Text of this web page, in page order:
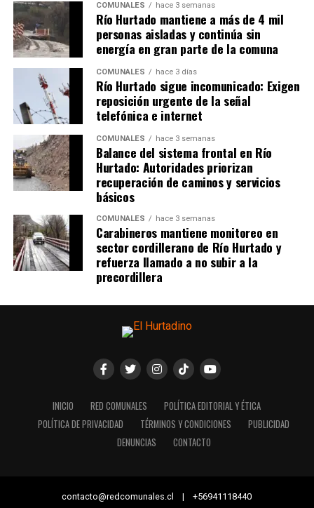
COMUNALES hace 3 semanas
Río Hurtado mantiene a más de 4 mil
personas aisladas y continúa sin
energía en gran parte de la comuna
COMUNALES hace 3 días
Río Hurtado sigue incomunicado: Exigen
reposición urgente de la señal
telefónica e internet
COMUNALES hace 3 semanas
Balance del sistema frontal en Río
Hurtado: Autoridades priorizan
recuperación de caminos y servicios
básicos
COMUNALES hace 3 semanas
Carabineros mantiene monitoreo en
sector cordillerano de Río Hurtado y
refuerza llamado a no subir a la
precordillera
INICIO RED COMUNALES
POLÍTICA EDITORIAL Y ÉTICA
POLÍTICA DE PRIVACIDAD
TÉRMINOS Y CONDICIONES
PUBLICIDAD
DENUNCIAS
CONTACTO
contacto@redcomunales.cl | +56941118440